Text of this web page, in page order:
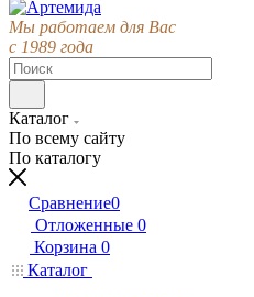
Мы работаем для Вас
с 1989 года
Каталог
По всему сайту
По каталогу
Сравнение0
Отложенные 0
Корзина 0
Каталог